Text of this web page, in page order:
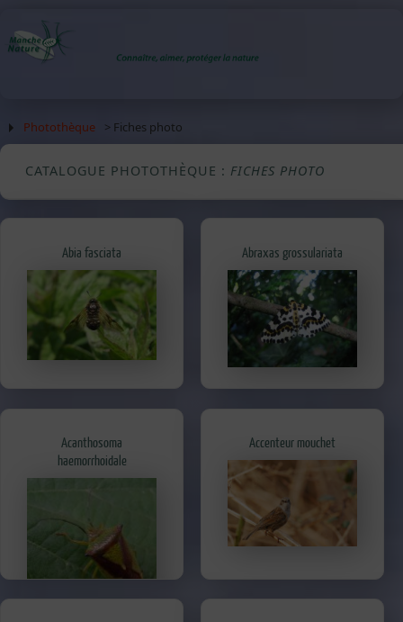
Photothèque > Fiches photo
CATALOGUE PHOTOTHÈQUE : FICHES PHOTO
Abia fasciata Abraxas grossulariata
Acanthosoma
haemorrhoidale
Accenteur mouchet